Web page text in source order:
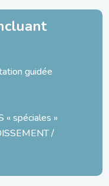
guidée
« spéciales »
/